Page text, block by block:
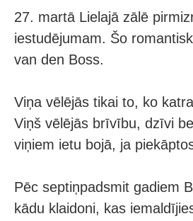
27. martā Lielajā zālē
iestudējumam. Šo
van den Boss.
Viņa vēlējās tikai to, ko
Viņš vēlējās brīvību, dzīvi
viņiem ietu bojā, ja
Pēc septiņpadsmit gadiem
kādu klaidoni, kas